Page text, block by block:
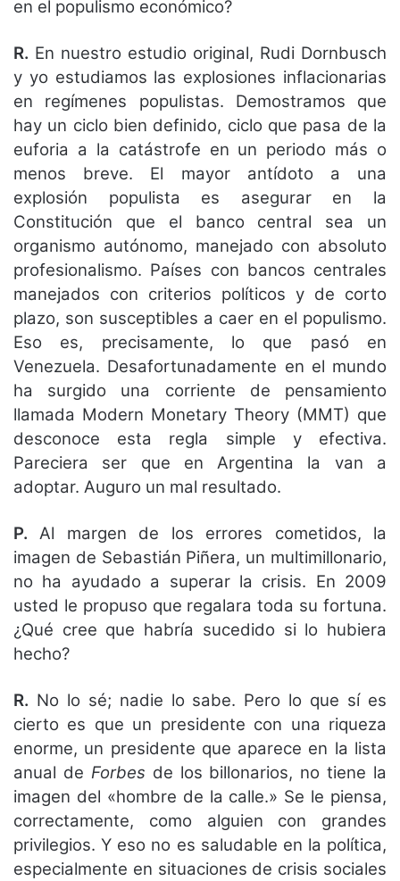
en el populismo económico?
R. En nuestro estudio original, Rudi Dornbusch
y yo estudiamos las explosiones inflacionarias
en regímenes populistas. Demostramos que
hay un ciclo bien definido, ciclo que pasa de la
euforia a la catástrofe en un periodo más o
menos breve. El mayor antídoto a una
explosión populista es asegurar en la
Constitución que el banco central sea un
organismo autónomo, manejado con absoluto
profesionalismo. Países con bancos centrales
manejados con criterios políticos y de corto
plazo, son susceptibles a caer en el populismo.
Eso es, precisamente, lo que pasó en
Venezuela. Desafortunadamente en el mundo
ha surgido una corriente de pensamiento
llamada Modern Monetary Theory (MMT) que
desconoce esta regla simple y efectiva.
Pareciera ser que en Argentina la van a
adoptar. Auguro un mal resultado.
P. Al margen de los errores cometidos, la
imagen de Sebastián Piñera, un multimillonario,
no ha ayudado a superar la crisis. En 2009
usted le propuso que regalara toda su fortuna.
¿Qué cree que habría sucedido si lo hubiera
hecho?
R. No lo sé; nadie lo sabe. Pero lo que sí es
cierto es que un presidente con una riqueza
enorme, un presidente que aparece en la lista
anual de Forbes de los billonarios, no tiene la
imagen del «hombre de la calle.» Se le piensa,
correctamente, como alguien con grandes
privilegios. Y eso no es saludable en la política,
especialmente en situaciones de crisis sociales